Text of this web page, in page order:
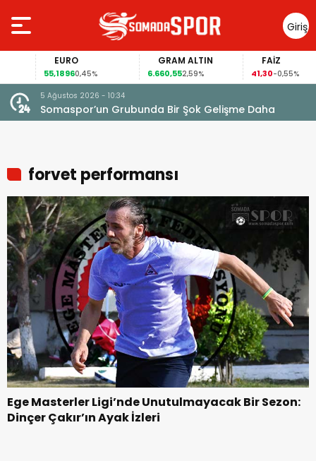
Giriş
Yap
EURO
55,18960,45%
GRAM ALTIN
6.660,552,59%
FAİZ
41,30-0,55%
5 Ağustos 2026 - 10:34
Somaspor’un Grubunda Bir Şok Gelişme Daha
forvet performansı
Ege Masterler Ligi’nde Unutulmayacak Bir Sezon:
Dinçer Çakır’ın Ayak İzleri